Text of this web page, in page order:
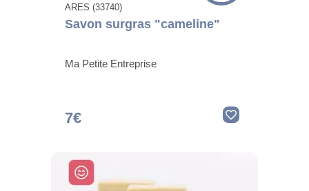
ARES (33740)
Savon surgras "cameline"
Ma Petite Entreprise
7€